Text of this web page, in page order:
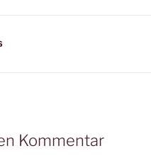
Kommentar